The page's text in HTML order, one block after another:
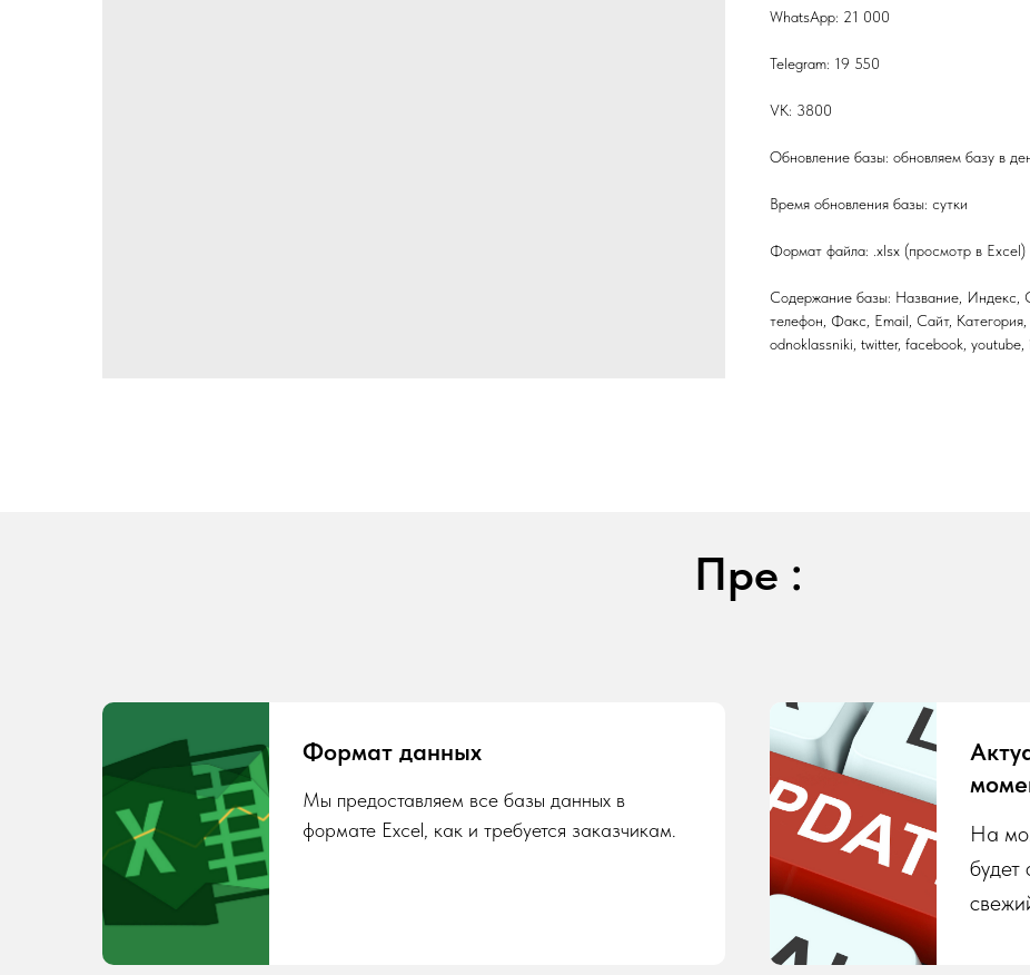
WhatsApp: 21 000
Telegram: 19 550
VK: 3800
Обновление базы: обновляем базу в
Время обновления базы: сутки
Формат файла: .xlsx (просмотр в Excel)
Содержание базы: Название, Индекс,
телефон, Факс, Email, Сайт,
odnoklassniki, twitter, facebook, youtube,
Пре :
Формат данных
Мы предоставляем все базы данных в
формате Excel, как и требуется заказчикам.
На
будет